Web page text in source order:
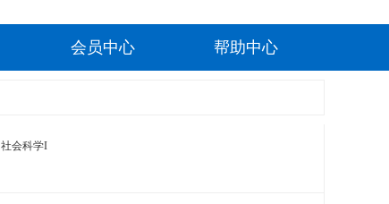
会员中心 帮助中心
社会科学I